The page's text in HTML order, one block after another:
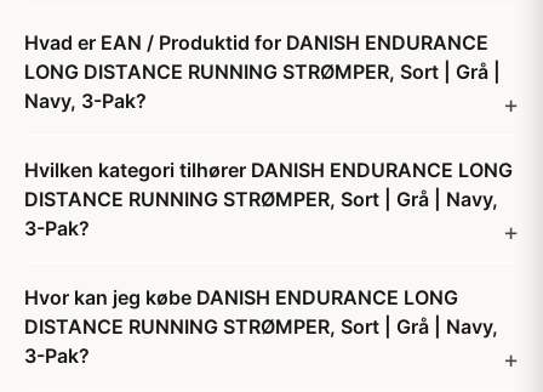
Hvad er EAN / Produktid for DANISH ENDURANCE
LONG DISTANCE RUNNING STRØMPER, Sort | Grå |
Navy, 3-Pak?
Hvilken kategori tilhører DANISH ENDURANCE LONG
DISTANCE RUNNING STRØMPER, Sort | Grå | Navy,
3-Pak?
Hvor kan jeg købe DANISH ENDURANCE LONG
DISTANCE RUNNING STRØMPER, Sort | Grå | Navy,
3-Pak?